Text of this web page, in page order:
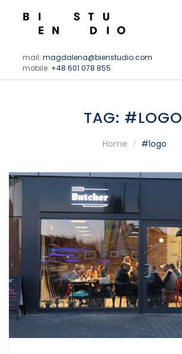
mail: magdalena@bienstudio.com
mobile: +48 601 078 855
TAG: #LOGO
Home #logo